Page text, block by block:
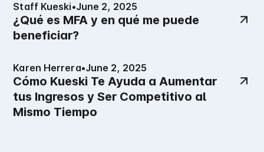
Staff Kueski•June 2, 2025
¿Qué es MFA y en qué me puede
beneficiar?
Karen Herrera•June 2, 2025
Cómo Kueski Te Ayuda a Aumentar
tus Ingresos y Ser Competitivo al
Mismo Tiempo